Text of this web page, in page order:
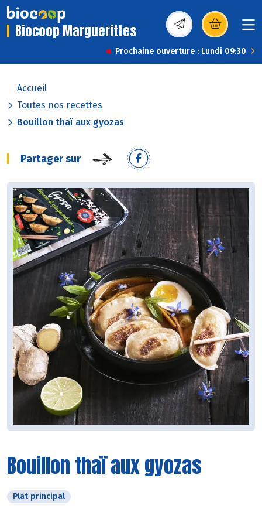
Biocoop Marguerittes (s’ouvre dans une
Prochaine ouverture : Lundi 09:30
Accueil
Toutes nos recettes
Bouillon thaï aux gyozas
Partager sur
Bouillon thaï aux gyozas
Plat principal